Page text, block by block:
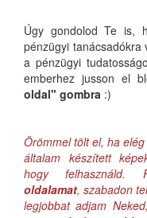
Úgy gondolod Te is,
pénzügyi
a pénzügyi
emberhez jusson el
oldal" gombra :)
Örömmel tölt el, ha
általam készített
hogy felhasználd.
oldalamat, szabadon
legjobbat adjam